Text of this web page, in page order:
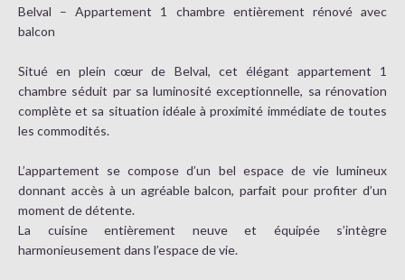
Belval – Appartement 1 chambre entièrement rénové avec
balcon
Situé en plein cœur de Belval, cet élégant appartement 1
chambre séduit par sa luminosité exceptionnelle, sa rénovation
complète et sa situation idéale à proximité immédiate de toutes
les commodités.
L’appartement se compose d’un bel espace de vie lumineux
donnant accès à un agréable balcon, parfait pour profiter d’un
moment de détente.
La cuisine entièrement neuve et équipée s’intègre
harmonieusement dans l’espace de vie.